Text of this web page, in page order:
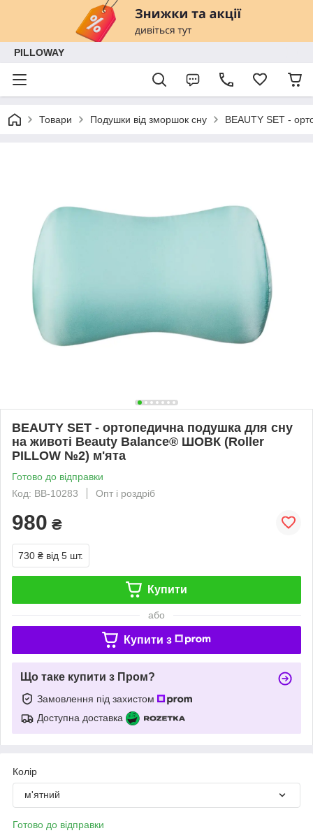
PILLOWAY
Товари Подушки від зморшок сну BEAUTY SET -
BEAUTY SET - ортопедична подушка для сну
на животі Beauty Balance® ШОВК (Roller
PILLOW №2) м'ята
Готово до відправки
Код: BB-10283
Опт і роздріб
980 ₴
730 ₴ від 5 шт.
Купити
або
Купити з
Що таке купити з Пром?
Замовлення під захистом
Доступна доставка
Колір
м'ятний
Готово до відправки